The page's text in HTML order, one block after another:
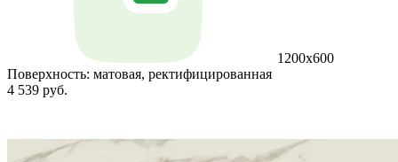
1200x600
Поверхность: матовая, ректифицированная
4 539 руб.